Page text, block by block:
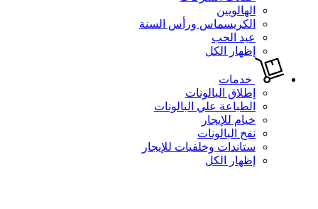
الهالويين
الكريسماس ورأس السنة
عيد الحب
إظهار الكل
خدمات
إطلاق البالونات
الطباعة علي البالونات
خيام للإيجار
نفخ البالونات
ستاندات وخلفيات للإيجار
إظهار الكل